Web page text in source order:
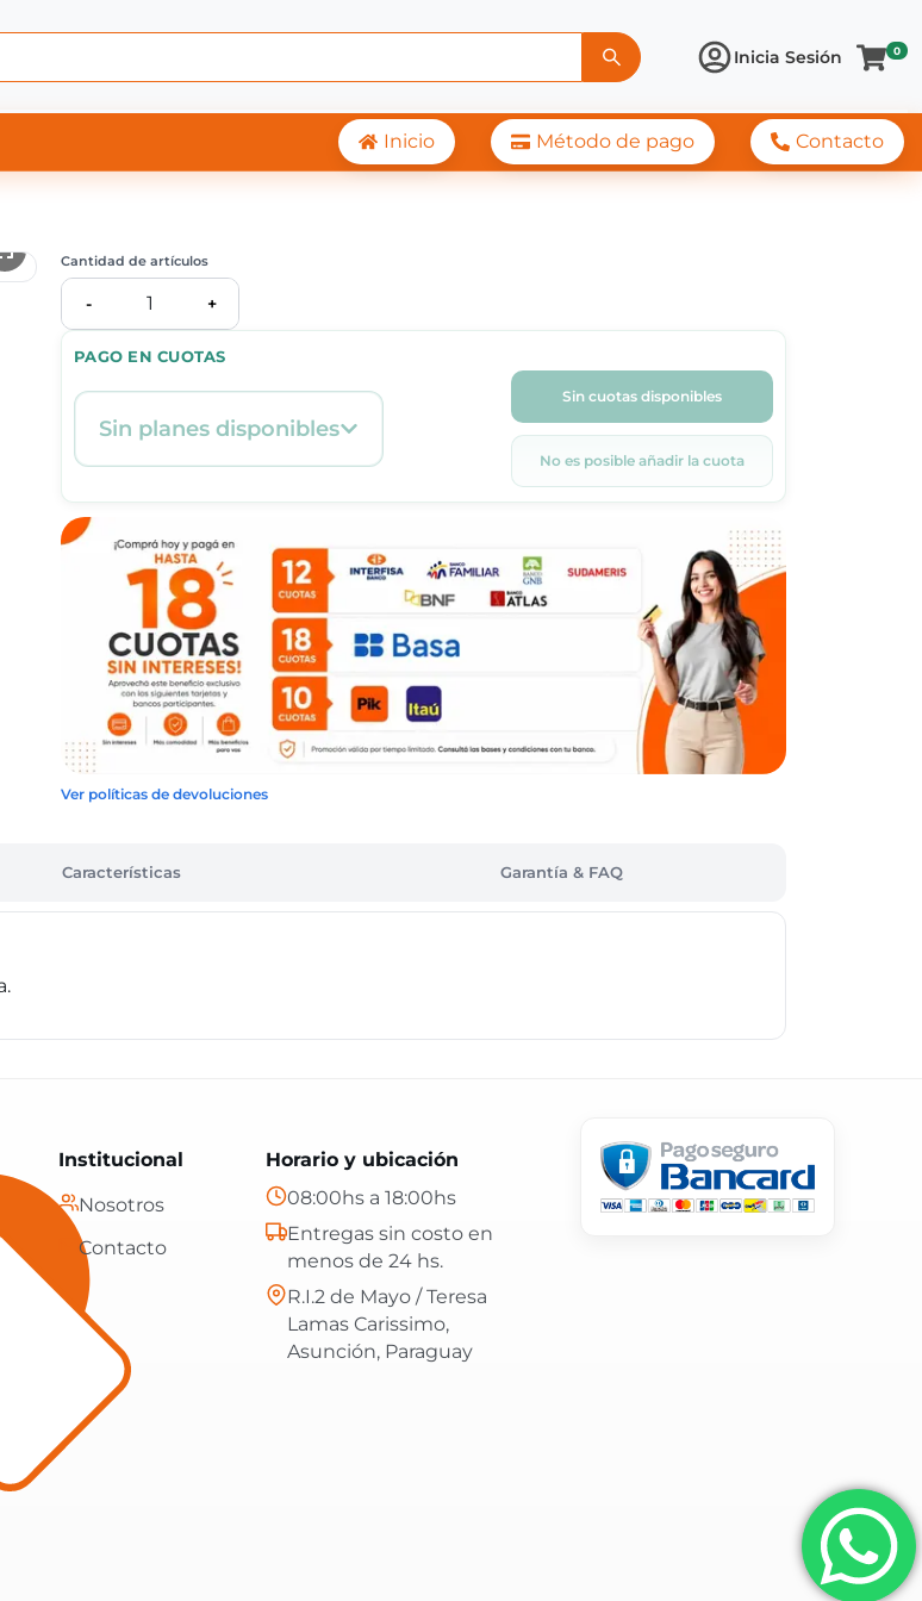
Inicia Sesión 0
Inicio Método de pago Contacto
Shop
PAGO EN CUOTAS
Sin planes disponibles
Sin cuotas disponibles
No es posible añadir la cuota
Cantidad de artículos
- 1 +
Ver políticas de devoluciones
Características Garantía & FAQ
hogar y más, con envíos gratis en 24 hs y atención confiable.
Institucional
Nosotros
Contacto
Horario y ubicación
08:00hs a 18:00hs
Entregas sin costo en
menos de 24 hs.
R.I.2 de Mayo / Teresa
Lamas Carissimo,
Asunción, Paraguay